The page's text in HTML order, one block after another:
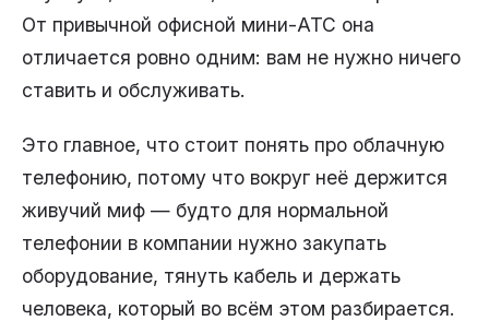
От привычной офисной мини-АТС она
отличается ровно одним: вам не нужно ничего
ставить и обслуживать.
Это главное, что стоит понять про облачную
телефонию, потому что вокруг неё держится
живучий миф — будто для нормальной
телефонии в компании нужно закупать
оборудование, тянуть кабель и держать
человека, который во всём этом разбирается.